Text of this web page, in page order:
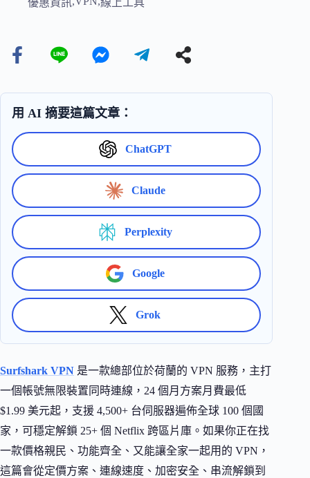
優惠資訊
線上工具
用 AI 摘要這篇文章：
ChatGPT
Claude
Perplexity
Google
Grok
Surfshark VPN 是一款總部位於荷蘭的 VPN 服務，主打
一個帳號無限裝置同時連線，24 個月方案月費最低
$1.99 美元起，支援 4,500+ 台伺服器遍佈全球 100 個國
家，可穩定解鎖 25+ 個 Netflix 跨區片庫。如果你正在找
一款價格親民、功能齊全、又能讓全家一起用的 VPN，
這篇會從定價方案、連線速度、加密安全、串流解鎖到